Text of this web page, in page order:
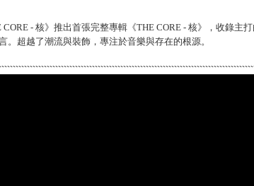
CORE - 核》推出首張完整專輯《THE CORE - 核》，收錄主
。超越了潮流與裝飾，專注於音樂與存在的根源。